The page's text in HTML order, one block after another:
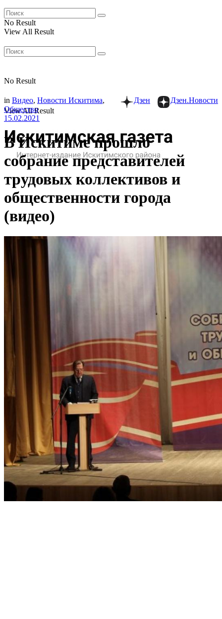
No Result
View All Result
No Result
View All Result
Дзен.Новости
Дзен
in Видео, Новости Искитима,
Общество
15.02.2021
В Искитиме прошло
собрание представителей
трудовых коллективов и
общественности города
(видео)